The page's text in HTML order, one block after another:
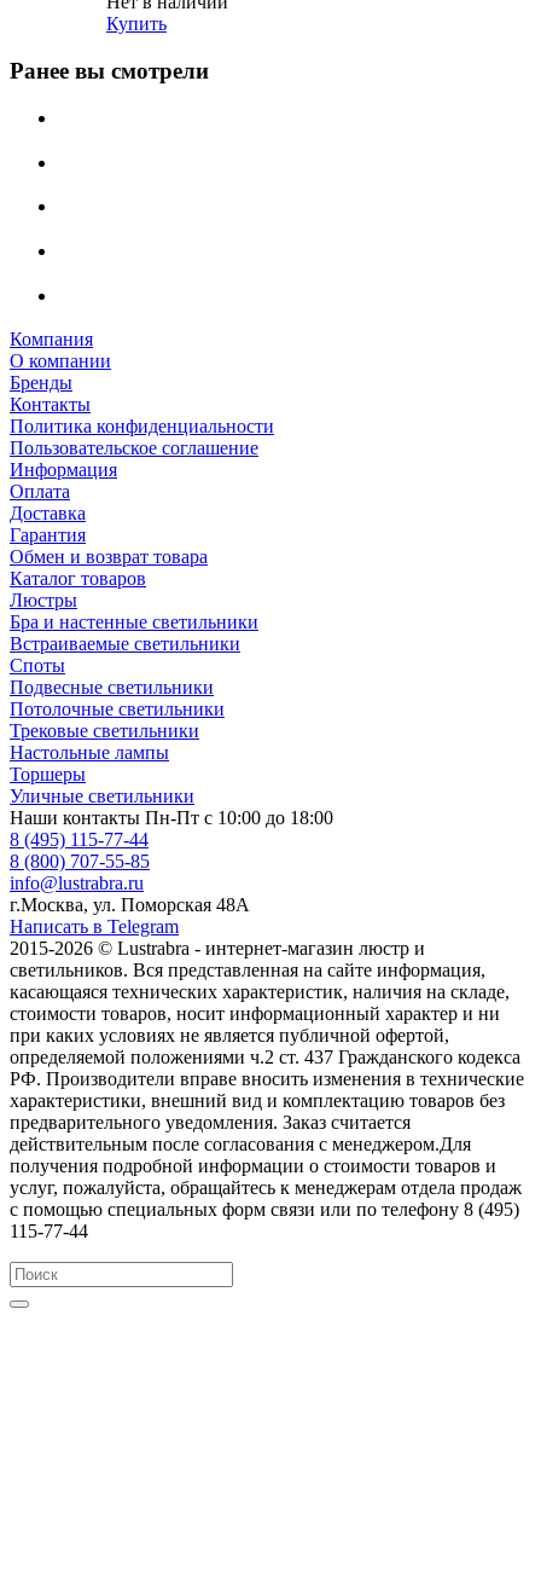
Купить
Ранее вы смотрели
Компания
О компании
Бренды
Контакты
Политика конфиденциальности
Пользовательское соглашение
Информация
Оплата
Доставка
Гарантия
Обмен и возврат товара
Каталог товаров
Люстры
Бра и настенные светильники
Встраиваемые светильники
Споты
Подвесные светильники
Потолочные светильники
Трековые светильники
Настольные лампы
Торшеры
Уличные светильники
Наши контакты Пн-Пт с 10:00 до 18:00
8 (495) 115-77-44
8 (800) 707-55-85
info@lustrabra.ru
г.Москва, ул. Поморская 48А
Написать в Telegram
2015-2026 © Lustrabra - интернет-магазин люстр и
светильников. Вся представленная на сайте информация,
касающаяся технических характеристик, наличия на складе,
стоимости товаров, носит информационный характер и ни
при каких условиях не является публичной офертой,
определяемой положениями ч.2 ст. 437 Гражданского кодекса
РФ. Производители вправе вносить изменения в технические
характеристики, внешний вид и комплектацию товаров без
предварительного уведомления. Заказ считается
действительным после согласования с менеджером.Для
получения подробной информации о стоимости товаров и
услуг, пожалуйста, обращайтесь к менеджерам отдела продаж
с помощью специальных форм связи или по телефону 8 (495)
115-77-44